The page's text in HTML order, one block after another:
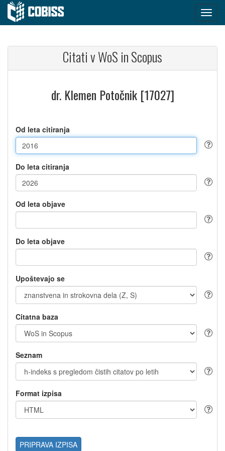
Citati v WoS in Scopus
dr. Klemen Potočnik [17027]
Od leta citiranja
Do leta citiranja
Od leta objave
Do leta objave
Upoštevajo se
Citatna baza
Seznam
Format izpisa
PRIPRAVA IZPISA